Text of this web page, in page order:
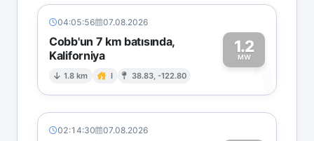
04:05:56 07.08.2026
Cobb'un 7 km batısında,
Kaliforniya
1.8 km I 38.83, -122.80
1.2
MW1
02:14:30 07.08.2026